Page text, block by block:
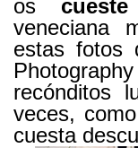
os cueste
veneciana
estas fotos
recónditos
veces, como
cuesta